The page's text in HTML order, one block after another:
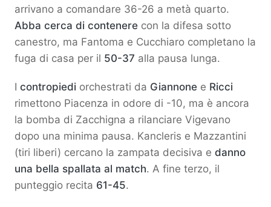
arrivano a comandare 36-26 a metà quarto.
Abba cerca di contenere con la difesa sotto
canestro, ma Fantoma e Cucchiaro completano la
fuga di casa per il 50-37 alla pausa lunga.
I contropiedi orchestrati da Giannone e Ricci
rimettono Piacenza in odore di -10, ma è ancora
la bomba di Zacchigna a rilanciare Vigevano
dopo una minima pausa. Kancleris e Mazzantini
(tiri liberi) cercano la zampata decisiva e danno
una bella spallata al match. A fine terzo, il
punteggio recita 61-45.